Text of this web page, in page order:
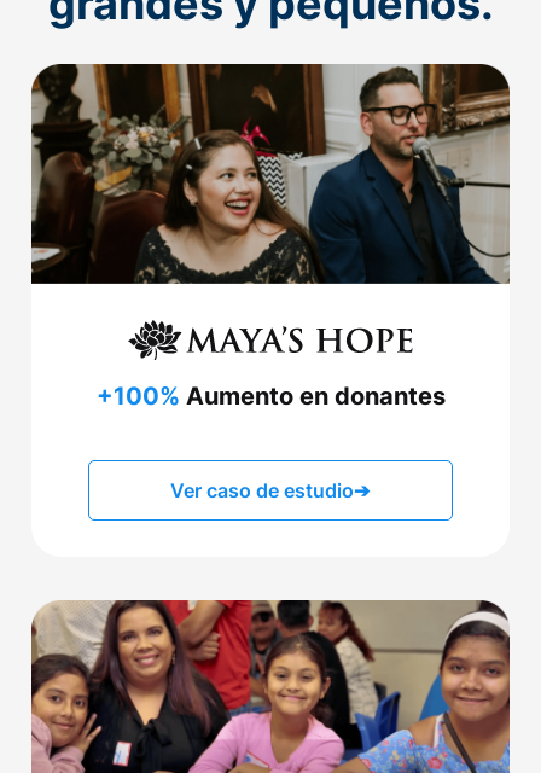
+100% Aumento en donantes
Ver caso de estudio➔